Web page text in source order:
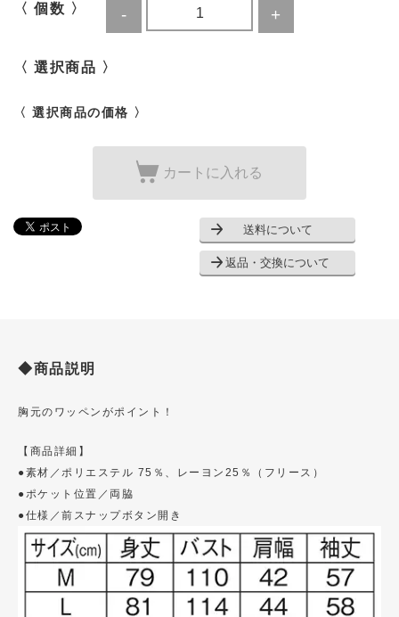
〈 個数 〉
〈 選択商品 〉
〈 選択商品の価格 〉
カートに入れる
送料について
返品・交換について
◆商品説明
胸元のワッペンがポイント！
【商品詳細】
●素材／ポリエステル 75％、レーヨン25％（フリース）
●ポケット位置／両脇
●仕様／前スナップボタン開き